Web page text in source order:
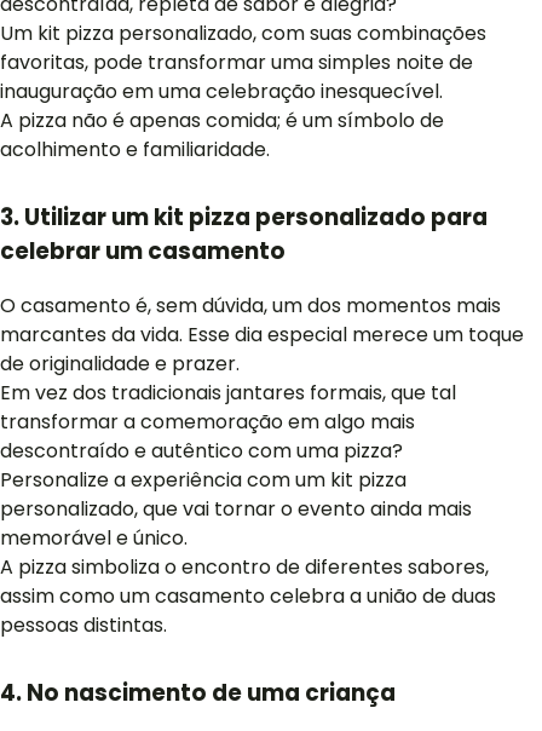
Um kit pizza personalizado, com suas combinações
favoritas, pode transformar uma simples noite de
inauguração em uma celebração inesquecível.
A pizza não é apenas comida; é um símbolo de
acolhimento e familiaridade.
3. Utilizar um kit pizza personalizado para
celebrar um casamento
O casamento é, sem dúvida, um dos momentos mais
marcantes da vida. Esse dia especial merece um toque
de originalidade e prazer.
Em vez dos tradicionais jantares formais, que tal
transformar a comemoração em algo mais
descontraído e autêntico com uma pizza?
Personalize a experiência com um kit pizza
personalizado, que vai tornar o evento ainda mais
memorável e único.
A pizza simboliza o encontro de diferentes sabores,
assim como um casamento celebra a união de duas
pessoas distintas.
4. No nascimento de uma criança